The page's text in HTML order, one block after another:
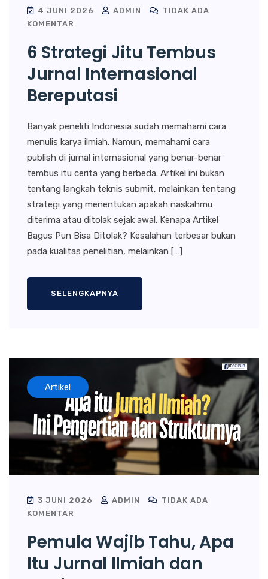
4 JUNI 2026 ADMIN
TIDAK ADA
KOMENTAR
6 Strategi Jitu Tembus
Jurnal Internasional
Bereputasi
Banyak peneliti Indonesia sudah memahami cara
menulis karya ilmiah. Namun, memahami cara
publish di jurnal internasional yang benar-benar
tembus itu cerita yang berbeda. Artikel ini bukan
tentang langkah teknis submit, melainkan tentang
strategi yang menentukan apakah naskahmu
diterima atau ditolak sejak awal. Kenapa Artikel
Bagus Pun Bisa Ditolak? Kesalahan terbesar bukan
pada kualitas penelitian, melainkan […]
SELENGKAPNYA
Artikel
3 JUNI 2026 ADMIN
TIDAK ADA
KOMENTAR
Pemula Wajib Tahu, Apa
Itu Jurnal Ilmiah dan